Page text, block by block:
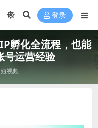
登录
孵化全流程，也能
号运营经验
短视频